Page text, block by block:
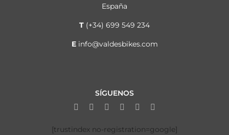
España
T (+34) 699 549 234
E info@valdesbikes.com
SÍGUENOS
[trustindex no-registration=google]